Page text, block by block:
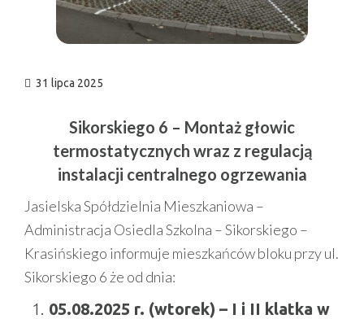
31 lipca 2025
Sikorskiego 6 – Montaż głowic
termostatycznych wraz z regulacją
instalacji centralnego ogrzewania
Jasielska Spółdzielnia Mieszkaniowa –
Administracja Osiedla Szkolna – Sikorskiego –
Krasińskiego informuje mieszkańców bloku przy ul.
Sikorskiego 6 że od dnia:
05.08.2025 r. (wtorek) – I i II klatka w